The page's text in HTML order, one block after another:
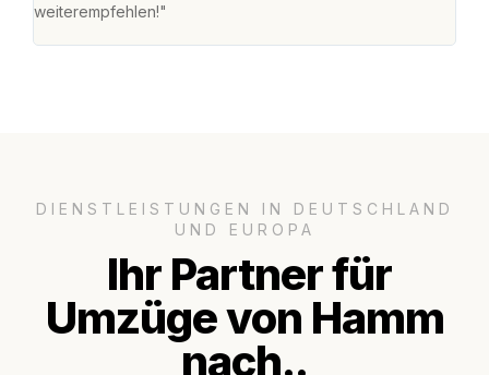
weiterempfehlen!"
DIENSTLEISTUNGEN IN DEUTSCHLAND
UND EUROPA
Ihr Partner für
Umzüge von Hamm
nach..